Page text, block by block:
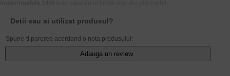
Detii sau ai utilizat produsul?
Spune-ti parerea acordand o nota produsului:
Adauga un review